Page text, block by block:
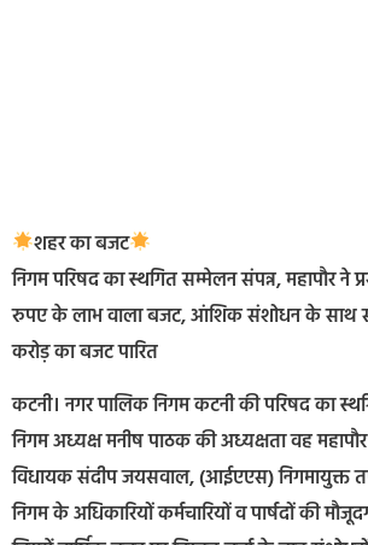
शहर का बजट
निगम परिषद का स्थगित सम्मेलन संपन्न, महापौर ने
रुपए के लाभ वाला बजट, आंशिक संशोधन के साथ
करोड़ का बजट पारित
कटनी। नगर पालिक निगम कटनी की परिषद का
निगम अध्यक्ष मनीष पाठक की अध्यक्षता वह महापौर
विधायक संदीप जयसवाल, (आईएएस) निगमायुक्त
निगम के अधिकारियों कर्मचारियों व पार्षदों की